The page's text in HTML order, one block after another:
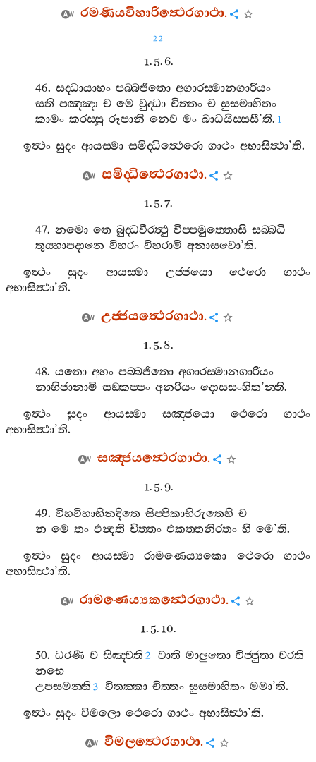
රමණීයවිහාරිත්‍ථෙරගාථා.
22
1. 5. 6.
46.සද‍්ධායාහං පබ‍්බජිතො අගාරස‍්මානගාරියං
සති පඤ‍්ඤා ච මෙ වුද‍්ධා චිත‍්තං ච සුසමාහිතං
කාමං කරස‍්සු රූපානි නෙව මං බාධයිස‍්සසී’ති. 1
ඉත්‍ථං සුදං ආයස‍්මා සමිද‍්ධිත්‍ථෙරො ගාථං අභාසිත්‍ථා’ති.
සමිද‍්ධිත්‍ථෙරගාථා.
1. 5. 7.
47.නමො තෙ බුද‍්ධවීරත්‍ථු විප‍්පමුත‍්තොසි සබ‍්බධි
තුය‍්හාපදානෙ විහරං විහරාමි අනාසවො’ති.
ඉත්‍ථං
සුදං ආයස‍්මා උජ‍්ජයො ථෙරො
ගාථං
අභාසිත්‍ථා’ති.
උජ‍්ජයත්‍ථෙරගාථා.
1. 5. 8.
48.යතො අහං පබ‍්බජිතො අගාරස‍්මානගාරියං
නාභිජානාමි සඞ‍්කප‍්පං අනරියං දොසසංහිත’න‍්ති.
ඉත්‍ථං
සුදං ආයස‍්මා සඤ‍්ජයො ථෙරො
ගාථං
අභාසිත්‍ථා’ති.
සඤ‍්ජයත්‍ථෙරගාථා.
1. 5. 9.
49.විහවිහාභිනදිතෙ සිප‍්පිකාභිරුතෙහි ච
න මෙ තං ඵන්‍දති චිත‍්තං එකත‍්තනිරතං හි මෙ’ති.
ඉත්‍ථං
සුදං ආයස‍්මා රාමණෙය්‍යකො ථෙරො
ගාථං
අභාසිත්‍ථා’ති.
රාමණෙය්‍යකත්‍ථෙරගාථා.
1. 5. 10.
50.ධරණී ච සිඤ‍්චති 2 වාති මාලුතො විජ‍්ජුතා චරති
නභෙ
උපසමන‍්ති 3 විතක‍්කා චිත‍්තං සුසමාහිතං මමා’ති.
ඉත්‍ථං සුදං විමලො ථෙරො ගාථං අභාසිත්‍ථා’ති.
විමලත්‍ථෙරගාථා.